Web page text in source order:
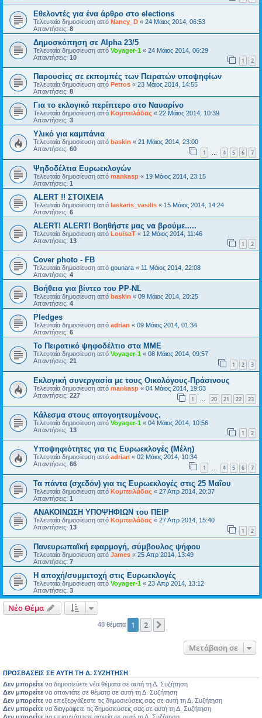
Εθελοντές για ένα άρθρο στο elections
Τελευταία δημοσίευση από Nancy_D « 24 Μάιος 2014, 06:53
Απαντήσεις: 8
Δημοσκόπηση σε Alpha 23/5
Τελευταία δημοσίευση από Voyager-1 « 24 Μάιος 2014, 06:29
Απαντήσεις: 10 1 2
Παρουσίες σε εκπομπές των Πειρατών υποψηφίων
Τελευταία δημοσίευση από Petros « 23 Μάιος 2014, 14:55
Απαντήσεις: 8
Για το εκλογικό περίπτερο στο Ναυαρίνο
Τελευταία δημοσίευση από Κομπειλάδας « 22 Μάιος 2014, 10:39
Απαντήσεις: 3
Υλικό για καμπάνια
Τελευταία δημοσίευση από baskin « 21 Μάιος 2014, 23:00
Απαντήσεις: 60 1 … 4 5 6 7
Ψηδοδέλτια Ευρωεκλογών
Τελευταία δημοσίευση από mankasp « 19 Μάιος 2014, 23:15
Απαντήσεις: 1
ALERT !! ΣΤΟΙΧΕΙΑ
Τελευταία δημοσίευση από laskaris_vasilis « 15 Μάιος 2014, 14:24
Απαντήσεις: 6
ALERT! ALERT! Βοηθήστε μας να βρούμε.....
Τελευταία δημοσίευση από LouisaT « 12 Μάιος 2014, 11:46
Απαντήσεις: 13 1 2
Cover photo - FB
Τελευταία δημοσίευση από gounara « 11 Μάιος 2014, 22:08
Απαντήσεις: 4
Βοήθεια για βίντεο του PP-NL
Τελευταία δημοσίευση από baskin « 09 Μάιος 2014, 20:25
Απαντήσεις: 4
Pledges
Τελευταία δημοσίευση από adrian « 09 Μάιος 2014, 01:34
Απαντήσεις: 6
Το Πειρατικό ψηφοδέλτιο στα ΜΜΕ
Τελευταία δημοσίευση από Voyager-1 « 08 Μάιος 2014, 09:57
Απαντήσεις: 21 1 2 3
Εκλογική συνεργασία με τους Οικολόγους-Πράσινους
Τελευταία δημοσίευση από mankasp « 04 Μάιος 2014, 19:03
Απαντήσεις: 227 1 … 20 21 22 23
Κάλεσμα στους απογοητευμένους.
Τελευταία δημοσίευση από Voyager-1 « 04 Μάιος 2014, 10:56
Απαντήσεις: 13 1 2
Υποψηφιότητες για τις Ευρωεκλογές (Μέλη)
Τελευταία δημοσίευση από adrian « 02 Μάιος 2014, 10:34
Απαντήσεις: 66 1 4 5 6 7
Τα πάντα (σχεδόν) για τις Ευρωεκλογές στις 25 Μαΐου
Τελευταία δημοσίευση από Κομπειλάδας « 27 Απρ 2014, 20:37
Απαντήσεις: 1
ΑΝΑΚΟΙΝΩΣΗ ΥΠΟΨΗΦΙΩΝ του ΠΕΙΡ
Τελευταία δημοσίευση από Κομπειλάδας « 27 Απρ 2014, 15:40
Απαντήσεις: 13 1 2
Πανευρωπαϊκή εφαρμογή, σύμβουλος ψήφου
Τελευταία δημοσίευση από James « 25 Απρ 2014, 13:49
Απαντήσεις: 7
Η αποχή/συμμετοχή στις Ευρωεκλογές
Τελευταία δημοσίευση από Voyager-1 « 23 Απρ 2014, 13:12
Απαντήσεις: 3
Νέο Θέμα
48 θέματα 1 2
Μετάβαση σε
ΠΡΟΣΒΆΣΕΙΣ ΣΕ ΑΥΤΉ ΤΗ Δ. ΣΥΖΉΤΗΣΗ
Δεν μπορείτε να δημοσιεύετε νέα θέματα σε αυτή τη Δ. Συζήτηση
Δεν μπορείτε να απαντάτε σε θέματα σε αυτή τη Δ. Συζήτηση
Δεν μπορείτε να επεξεργάζεστε τις δημοσιεύσεις σας σε αυτή τη Δ. Συζήτηση
Δεν μπορείτε να διαγράφετε τις δημοσιεύσεις σας σε αυτή τη Δ. Συζήτηση